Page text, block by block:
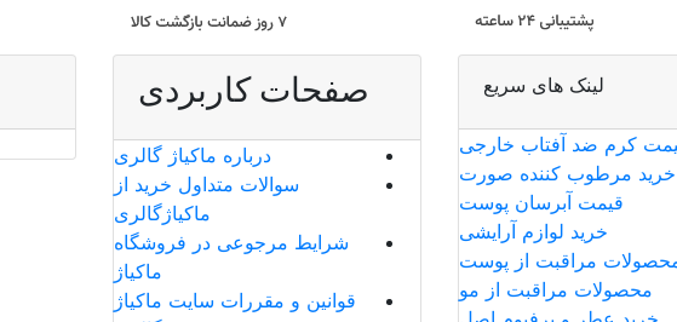
لینک های سریع
کرم ضد آفتاب خارجی
خرید مرطوب کننده صورت
قیمت آبرسان پوست
خرید لوازم آرایشی
مراقبت از پوست
محصولات مراقبت از مو
صفحات کاربردی
درباره ماکیاژ گالری
سوالات متداول خرید از
ماکیاژگالری
شرایط مرجوعی در فروشگاه
ماکیاژ
قوانین و مقررات سایت ماکیاژ